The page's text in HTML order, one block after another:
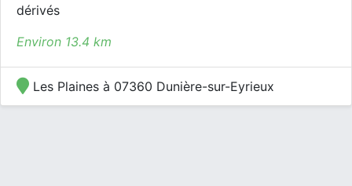
dérivés
Environ 13.4 km
Les Plaines à 07360 Dunière-sur-Eyrieux